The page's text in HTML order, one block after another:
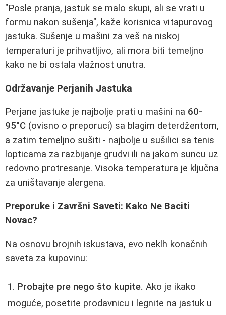
"Posle pranja, jastuk se malo skupi, ali se vrati u
formu nakon sušenja", kaže korisnica vitapurovog
jastuka. Sušenje u mašini za veš na niskoj
temperaturi je prihvatljivo, ali mora biti temeljno
kako ne bi ostala vlažnost unutra.
Održavanje Perjanih Jastuka
Perjane jastuke je najbolje prati u mašini na 60-
95°C (ovisno o preporuci) sa blagim deterdžentom,
a zatim temeljno sušiti - najbolje u sušilici sa tenis
lopticama za razbijanje grudvi ili na jakom suncu uz
redovno protresanje. Visoka temperatura je ključna
za uništavanje alergena.
Preporuke i Završni Saveti: Kako Ne Baciti
Novac?
Na osnovu brojnih iskustava, evo neklh konačnih
saveta za kupovinu:
Probajte pre nego što kupite. Ako je ikako
moguće, posetite prodavnicu i legnite na jastuk u